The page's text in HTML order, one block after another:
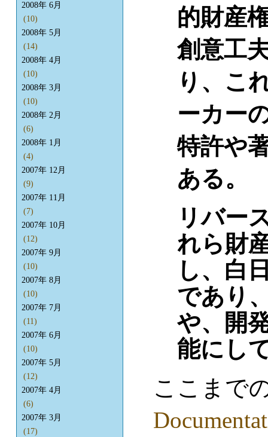
的財産
創意工
り、こ
ーカー
特許や
ある。
リバー
れら財
し、白
であり
や、開
能にし
ここまで
2008年 6月
(10)
2008年 5月
(14)
2008年 4月
(10)
2008年 3月
(10)
2008年 2月
(6)
2008年 1月
(4)
2007年 12月
(9)
2007年 11月
(7)
2007年 10月
(12)
2007年 9月
(10)
2007年 8月
(10)
2007年 7月
(11)
2007年 6月
(10)
2007年 5月
(12)
2007年 4月
(6)
2007年 3月
(17)